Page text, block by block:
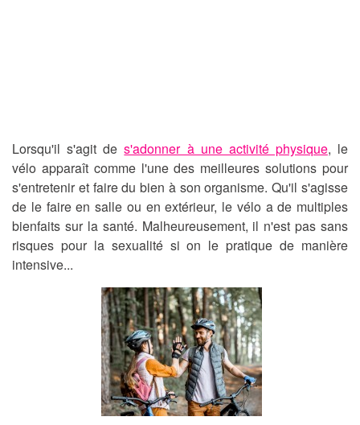
Lorsqu'il s'agit des'adonner à une activité physique, le
vélo apparaît comme l'une des meilleures solutions pour
s'entretenir et faire du bien à son organisme. Qu'il s'agisse
de le faire en salle ou en extérieur, le vélo a de multiples
bienfaits sur la santé. Malheureusement, il n'est pas sans
risques pour la sexualité si on le pratique de manière
intensive...